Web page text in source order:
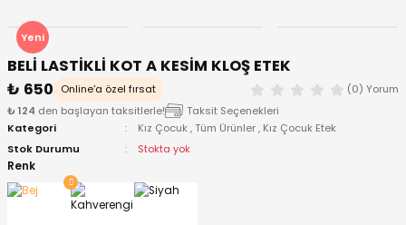
Yeni
BELİ LASTİKLİ KOT A KESİM KLOŞ ETEK
₺ 650
Online'a özel fırsat
(0) Yorum
₺ 124 den başlayan taksitlerle!
Taksit Seçenekleri
Kategori
Kız Çocuk ,Tüm Ürünler , Kız Çocuk Etek
Stok Durumu
Stokta yok
Renk
Giyim
Takımı
Bere ve Eldiven
Body
Body
ve Patik
Çıkışı ve Zıbın Seti